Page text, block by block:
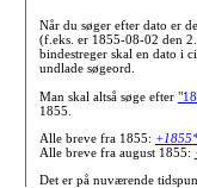
Når du søger efter dato er
(f.eks. er 1855-08-02 den
bindestreger skal en dato i
undlade søgeord.
Man skal altså søge efter
1855.
Alle breve fra 1855:
Alle breve fra august 1855:
Det er på nuværende